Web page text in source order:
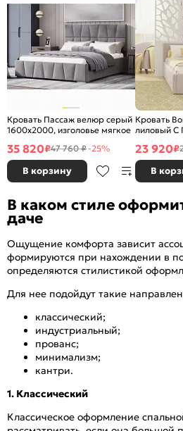
Кровать Пассаж велюр серый
1600x2000, изголовье мягкое
35 820₽47 760 ₽-25%
В корзину
Кровать
лиловый
изголовье
23 920₽
В
В каком стиле
даче
Ощущение комфорта зависит
формируются при нахождении в
определяются стилистикой
Для нее подойдут такие
классический;
индустриальный;
прованс;
минимализм;
кантри.
1. Классический
Классическое оформление